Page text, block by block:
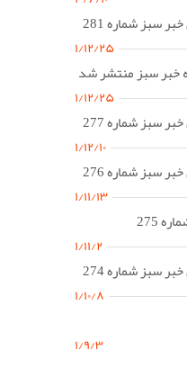
سبز شماره 281
۱/۱۲/۲۵
۱/۱۲/۲۵
سبز شماره 277
۱/۱۲/۱۰
سبز شماره 276
۱/۱۱/۱۳
275
۱/۱۱/۲
سبز شماره 274
۱/۱۰/۸
۱/۹/۳